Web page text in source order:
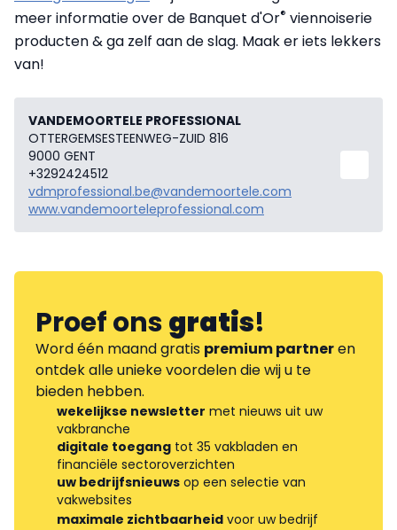
meer informatie over de Banquet d'Or® viennoiserie
producten & ga zelf aan de slag. Maak er iets lekkers
van!
VANDEMOORTELE PROFESSIONAL
OTTERGEMSESTEENWEG-ZUID 816
9000 GENT
+3292424512
vdmprofessional.be@vandemoortele.com
www.vandemoorteleprofessional.com
Proef onsgratis!
Word één maand gratis premium partneren
ontdek alle unieke voordelen die wij u te
bieden hebben.
wekelijkse newsletter met nieuws uit uw
vakbranche
digitale toegang tot 35 vakbladen en
financiële sectoroverzichten
uw bedrijfsnieuws op een selectie van
vakwebsites
maximale zichtbaarheid voor uw bedrijf